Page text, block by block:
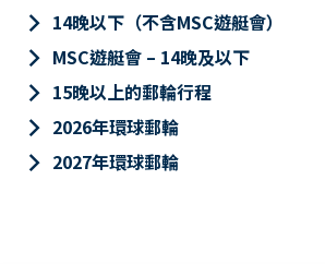
keyboard_arrow_right 14晚以下（不含MSC遊艇會）
keyboard_arrow_right MSC遊艇會 – 14晚及以下
keyboard_arrow_right 15晚以上的郵輪行程
keyboard_arrow_right 2026年環球郵輪
keyboard_arrow_right 2027年環球郵輪